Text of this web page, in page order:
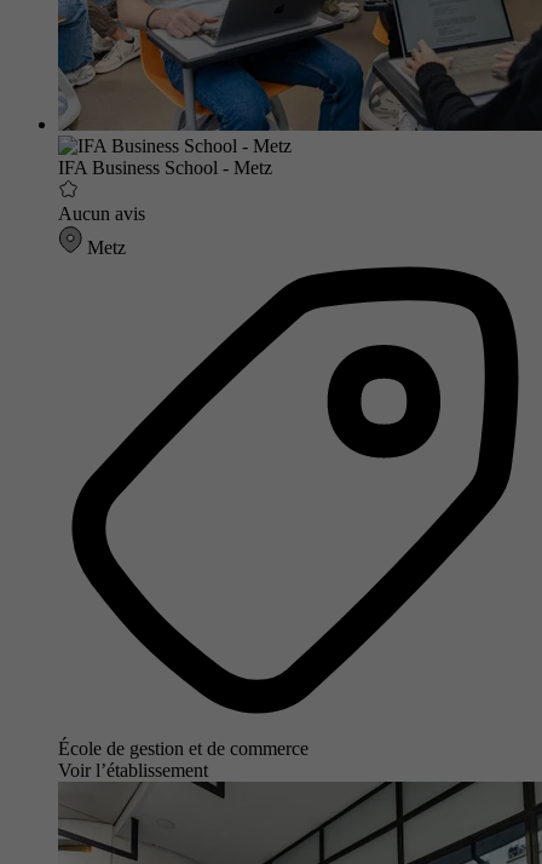
IFA Business School - Metz
Aucun avis
Metz
École de gestion et de commerce
Voir l’établissement